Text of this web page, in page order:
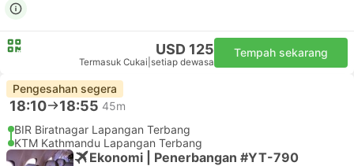
USD 125
Termasuk Cukai setiap dewasa
Tempah sekarang
Pengesahan segera
18:10 18:55 45m
BIR Biratnagar Lapangan Terbang
KTM Kathmandu Lapangan Terbang
Ekonomi | Penerbangan #YT-790